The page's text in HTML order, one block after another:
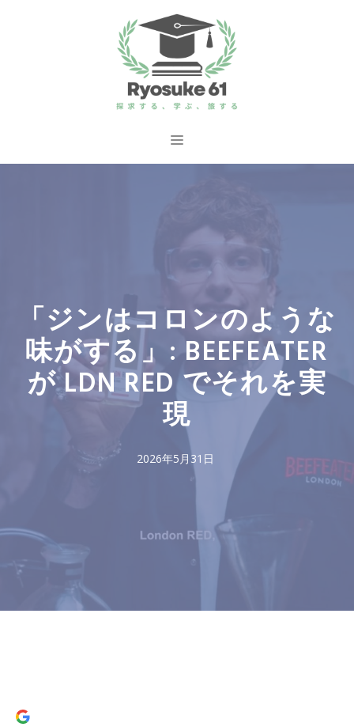
ス
メ
ュ
「ジンはコロンのような
味がする」: BEEFEATER
が LDN RED でそれを実
現
2026年5月31日